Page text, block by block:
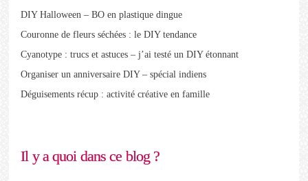
DIY Halloween – BO en plastique dingue
Couronne de fleurs séchées : le DIY tendance
Cyanotype : trucs et astuces – j’ai testé un DIY étonnant
Organiser un anniversaire DIY – spécial indiens
Déguisements récup : activité créative en famille
Il y a quoi dans ce blog ?